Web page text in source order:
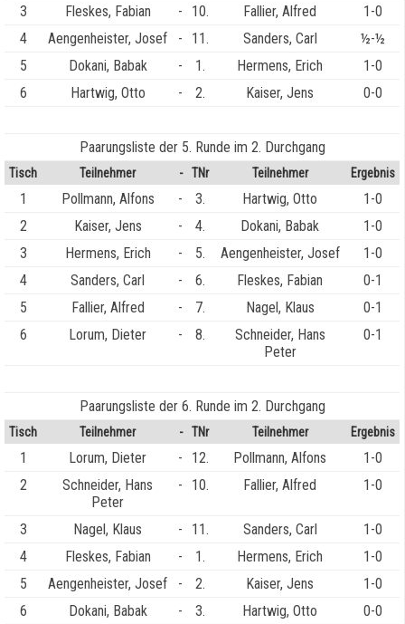
3
Fleskes, Fabian - 10. Fallier, Alfred
1-0
4
Aengenheister, Josef - 11. Sanders, Carl
½-½
5
Dokani, Babak - 1. Hermens, Erich
1-0
6
Hartwig, Otto - 2. Kaiser, Jens 0-0
Paarungsliste der 5. Runde im 2. Durchgang
Tisch Teilnehmer - TNr Teilnehmer Ergebnis
1 Pollmann, Alfons - 3. Hartwig, Otto
1-0
2
Kaiser, Jens - 4. Dokani, Babak
1-0
3
Hermens, Erich - 5. Aengenheister, Josef
1-0
4
Sanders, Carl - 6. Fleskes, Fabian
0-1
5
Fallier, Alfred - 7. Nagel, Klaus
0-1
6
Lorum, Dieter - 8.
Schneider, Hans
Peter
0-1
Paarungsliste der 6. Runde im 2. Durchgang
Tisch Teilnehmer - TNr Teilnehmer Ergebnis
1 Lorum, Dieter - 12. Pollmann, Alfons
1-0
2
Schneider, Hans
Peter
- 10. Fallier, Alfred 1-0
3 Nagel, Klaus - 11. Sanders, Carl
1-0
4
Fleskes, Fabian - 1. Hermens, Erich
1-0
5
Aengenheister, Josef - 2. Kaiser, Jens
1-0
6
Dokani, Babak - 3. Hartwig, Otto 0-0